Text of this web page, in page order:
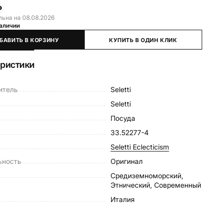
на 08.08.2026
В КОРЗИНУ КУПИТЬ В ОДИН КЛИК
Seletti
Seletti
Посуда
33.52277-4
Seletti Eclecticism
Оригинал
Средиземноморский,
Этнический, Современный
Италия